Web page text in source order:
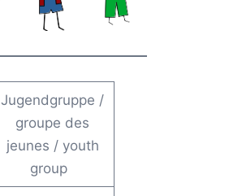
Jugendgruppe /
groupe des
jeunes / youth
group